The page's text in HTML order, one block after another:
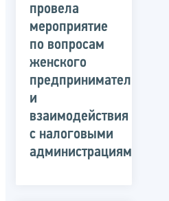
провела
мероприятие
по вопросам
женского
предпринимательства
и
взаимодействия
с налоговыми
администрациями